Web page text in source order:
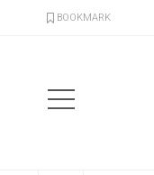
BOOKMARK